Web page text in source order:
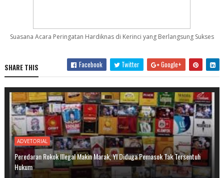
Suasana Acara Peringatan Hardiknas di Kerinci yang Berlangsung Sukses
SHARE THIS Facebook Twitter Google+
ADVETORIAL
Peredaran Rokok Illegal Makin Marak, YI Diduga Pemasok Tak Tersentuh
Hukum